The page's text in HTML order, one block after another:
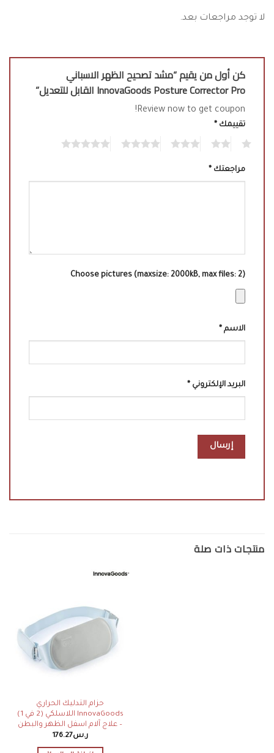
لا توجد مراجعات بعد.
كن أول من يقيم “مشد تصحيح الظهر الاسباني
InnovaGoods Posture Corrector Pro القابل للتعديل”
Review now to get coupon!
تقييمك *
مراجعتك *
Choose pictures (maxsize: 2000kB, max files: 2)
الاسم *
البريد الإلكتروني *
منتجات ذات صلة
حزام التدليك الحراري
InnovaGoods اللاسلكي (2 في 1)
– علاج آلام اسفل الظهر والبطن
ر.س176.27